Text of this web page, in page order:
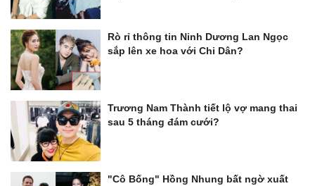
Rò rỉ thông tin Ninh Dương Lan Ngọc
sắp lên xe hoa với Chi Dân?
Trương Nam Thành tiết lộ vợ mang thai
sau 5 tháng đám cưới?
"Cô Bống" Hồng Nhung bất ngờ xuất